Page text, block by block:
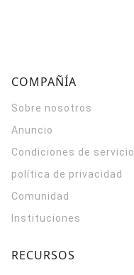
COMPAÑÍA
Sobre nosotros
Anuncio
Condiciones de servicio
política de privacidad
Comunidad
Instituciones
RECURSOS